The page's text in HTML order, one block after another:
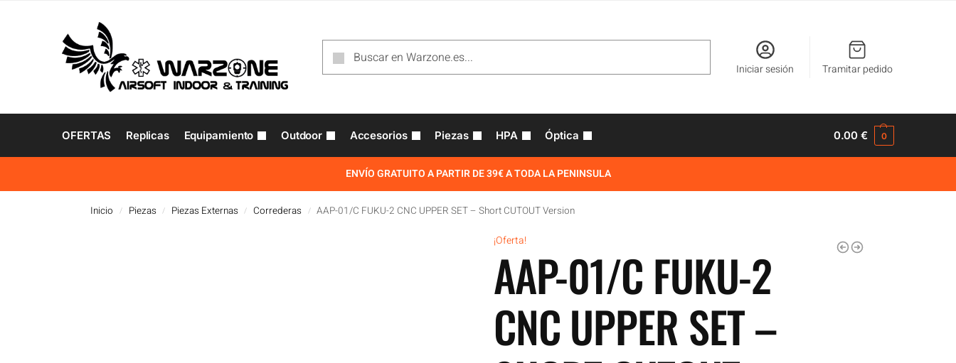
Iniciar sesión Tramitar pedido
OFERTAS Replicas Equipamiento Outdoor Accesorios Piezas HPA Óptica 0.00€ 0
ENVÍO GRATUITO A PARTIR DE 39€ A TODA LA PENINSULA
Inicio / Piezas / Piezas Externas / Correderas / AAP-01/C FUKU-2 CNC UPPER SET – Short CUTOUT Version
¡Oferta!
AAP-01/C FUKU-2
CNC UPPER SET –